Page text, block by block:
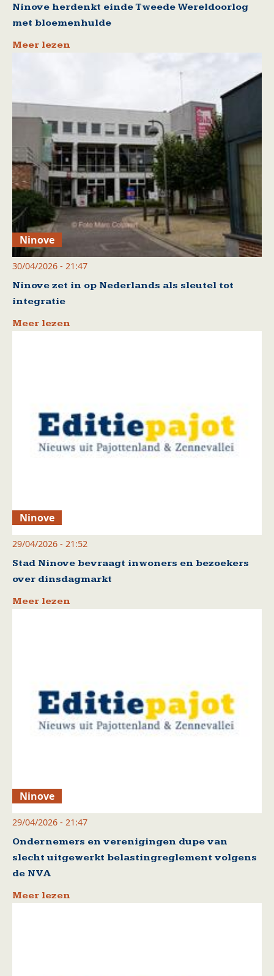
Ninove herdenkt einde Tweede Wereldoorlog
met bloemenhulde
Meer lezen
Ninove
30/04/2026 - 21:47
Ninove zet in op Nederlands als sleutel tot
integratie
Meer lezen
Ninove
29/04/2026 - 21:52
Stad Ninove bevraagt inwoners en bezoekers
over dinsdagmarkt
Meer lezen
Ninove
29/04/2026 - 21:47
Ondernemers en verenigingen dupe van
slecht uitgewerkt belastingreglement volgens
de NVA
Meer lezen